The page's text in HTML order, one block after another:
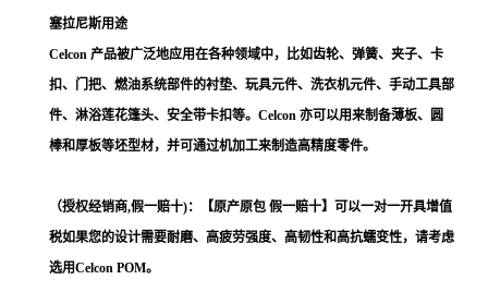
塞拉尼斯用途
Celcon 产品被广泛地应用在各种领域中，比如齿轮、弹簧、夹子、卡
扣、门把、燃油系统部件的衬垫、玩具元件、洗衣机元件、手动工具部
件、淋浴莲花篷头、安全带卡扣等。Celcon 亦可以用来制备薄板、圆
棒和厚板等坯型材，并可通过机加工来制造高精度零件。
（授权经销商,假一赔十)：【原产原包 假一赔十】可以一对一开具增值
税如果您的设计需要耐磨、高疲劳强度、高韧性和高抗蠕变性，请考虑
选用Celcon POM。